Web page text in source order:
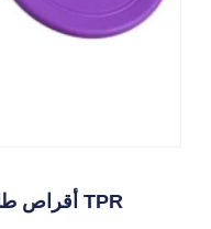
أقراص طائرة للحيوانات الأليفة من TPR